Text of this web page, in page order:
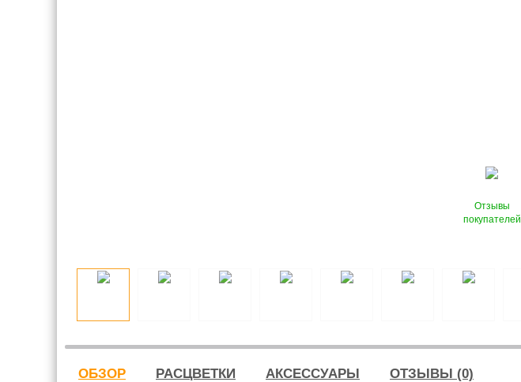
Отзывы
покупателей
ОБЗОР РАСЦВЕТКИ АКСЕССУАРЫ ОТЗЫВЫ (0)